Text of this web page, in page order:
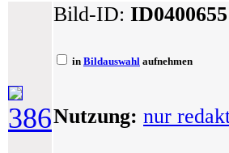
386
Bild-ID: ID0400655
in Bildauswahl aufnehmen
Nutzung: nur